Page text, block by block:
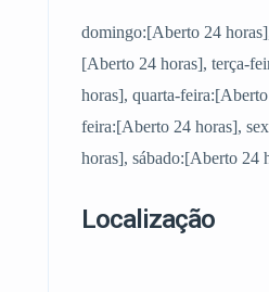
domingo:[Aberto 24
[Aberto 24 horas], terça-
horas], quarta-
feira:[Aberto 24 horas],
horas], sábado:[Aberto 24
Localização